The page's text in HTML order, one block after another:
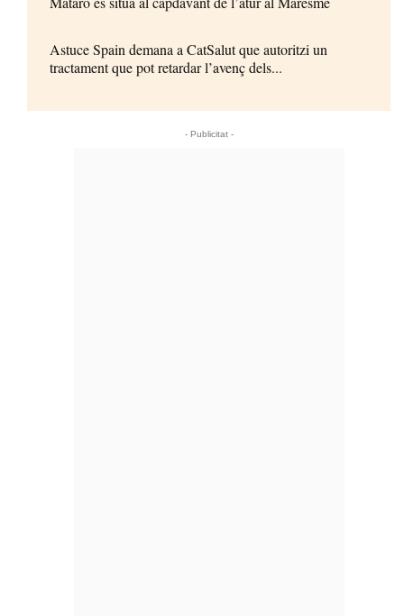
Astuce Spain demana a CatSalut que autoritzi un
tractament que pot retardar l’avenç dels...
- Publicitat -